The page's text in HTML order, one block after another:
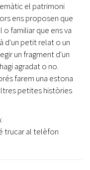
el patrimoni
ens proposen que
familiar que ens va
d'un petit relat o un
un fragment d'un
agradat o no.
farem una estona
petites històries
trucar al telèfon